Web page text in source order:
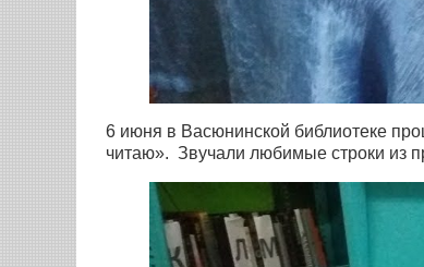
6 июня в Васюнинской библиотеке
читаю». Звучали любимые строки из